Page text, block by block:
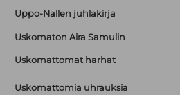
Uppo-Nallen juhlakirja
Uskomaton Aira Samulin
Uskomattomat harhat
Uskomattomia uhrauksia